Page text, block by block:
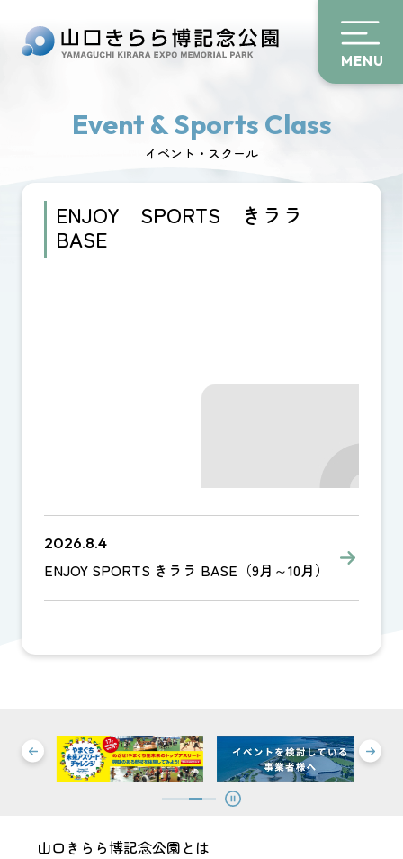
MENU
Event & Sports Class
イベント・スクール
ENJOY SPORTS きララ
BASE
2026.8.4
ENJOY SPORTS きララ BASE（9月～10月）
山口きらら博記念公園とは